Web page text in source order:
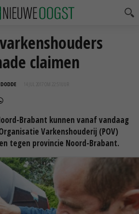
claimen
14 JUL 2017 OM 22:51
Brabant kunnen vanaf vandaag
Varkenshouderij (POV)
tegen provincie Noord-Brabant.